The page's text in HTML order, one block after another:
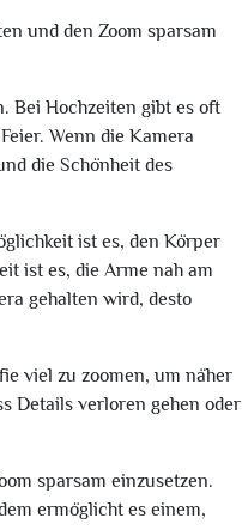
und den Zoom sparsam
Bei Hochzeiten gibt es oft
Wenn die Kamera
die Schönheit des
ist es, den Körper
ist es, die Arme nah am
gehalten wird, desto
viel zu zoomen, um näher
Details verloren gehen oder
sparsam einzusetzen.
ermöglicht es einem,